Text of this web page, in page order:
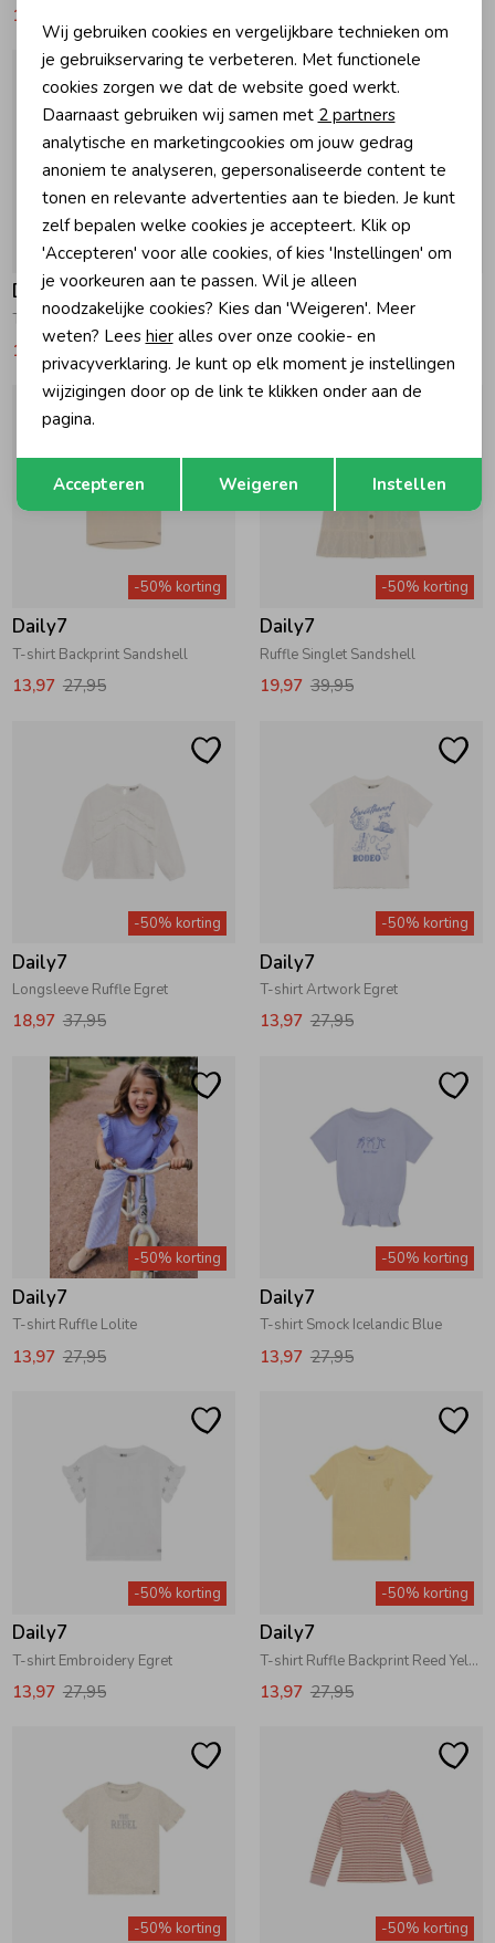
12,75
-50% korting
Daily7
T-shirt Broderie Sandshell
11,97
-50% korting
Daily7
T-shirt Backprint Heather Rose
-50% korting
Daily7
T-shirt Backprint Sandshell
13,97 27,95
-50% korting
Daily7
Ruffle Singlet Sandshell
19,97 39,95
-50% korting
Daily7
Longsleeve Ruffle Egret
18,97 37,95
-50% korting
Daily7
T-shirt Artwork Egret
13,97 27,95
-50% korting
Daily7
T-shirt Ruffle Lolite
13,97 27,95
-50% korting
Daily7
T-shirt Smock Icelandic Blue
13,97 27,95
-50% korting
Daily7
T-shirt Embroidery Egret
13,97 27,95
-50% korting
Daily7
T-shirt Ruffle Backprint Reed Yellow
13,97 27,95
-50% korting -50% korting
Personalisatie cookies
Analytische cookies
Marketing cookies
Opslaan
Wij gebruiken cookies en vergelijkbare technieken om
je gebruikservaring te verbeteren. Met functionele
cookies zorgen we dat de website goed werkt.
Daarnaast gebruiken wij samen met 2 partners
analytische en marketingcookies om jouw gedrag
anoniem te analyseren, gepersonaliseerde content te
tonen en relevante advertenties aan te bieden. Je kunt
zelf bepalen welke cookies je accepteert. Klik op
'Accepteren' voor alle cookies, of kies 'Instellingen' om
je voorkeuren aan te passen. Wil je alleen
noodzakelijke cookies? Kies dan 'Weigeren'. Meer
weten? Lees hieralles over onze cookie- en
privacyverklaring. Je kunt op elk moment je instellingen
wijzigingen door op de link te klikken onder aan de
pagina.
Accepteren Weigeren Instellen